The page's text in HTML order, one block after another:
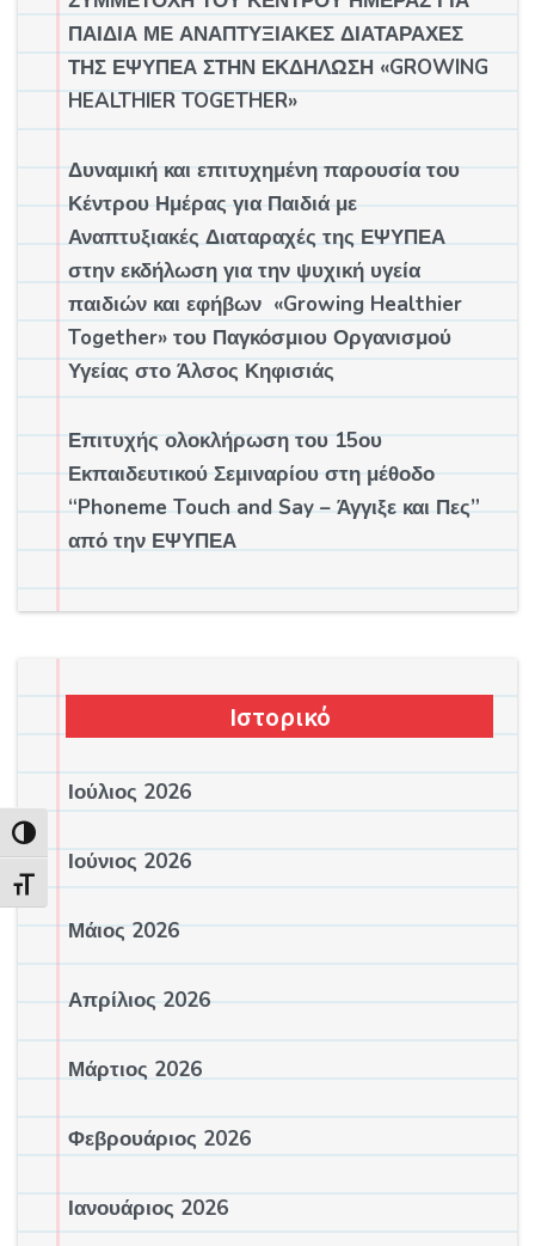
Εναλλαγή Υψηλής Αντίθεσης
Εναλλαγή Μεγέθους Γραμμάτων
ΠΑΙΔΙΑ ΜΕ ΑΝΑΠΤΥΞΙΑΚΕΣ ΔΙΑΤΑΡΑΧΕΣ
ΤΗΣ ΕΨΥΠΕΑ ΣΤΗΝ ΕΚΔΗΛΩΣΗ «GROWING
HEALTHIER TOGETHER»
Δυναμική και επιτυχημένη παρουσία του
Κέντρου Ημέρας για Παιδιά με
Αναπτυξιακές Διαταραχές της ΕΨΥΠΕΑ
στην εκδήλωση για την ψυχική υγεία
παιδιών και εφήβων «Growing Healthier
Together» του Παγκόσμιου Οργανισμού
Υγείας στο Άλσος Κηφισιάς
Επιτυχής ολοκλήρωση του 15ου
Εκπαιδευτικού Σεμιναρίου στη μέθοδο
“Phoneme Touch and Say – Άγγιξε και Πες”
από την ΕΨΥΠΕΑ
Ιστορικό
Ιούλιος 2026
Ιούνιος 2026
Μάιος 2026
Απρίλιος 2026
Μάρτιος 2026
Φεβρουάριος 2026
Ιανουάριος 2026